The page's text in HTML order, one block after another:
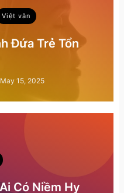
Việt văn
Đứa Trẻ Tổn
May 15, 2025
Có Niềm Hy